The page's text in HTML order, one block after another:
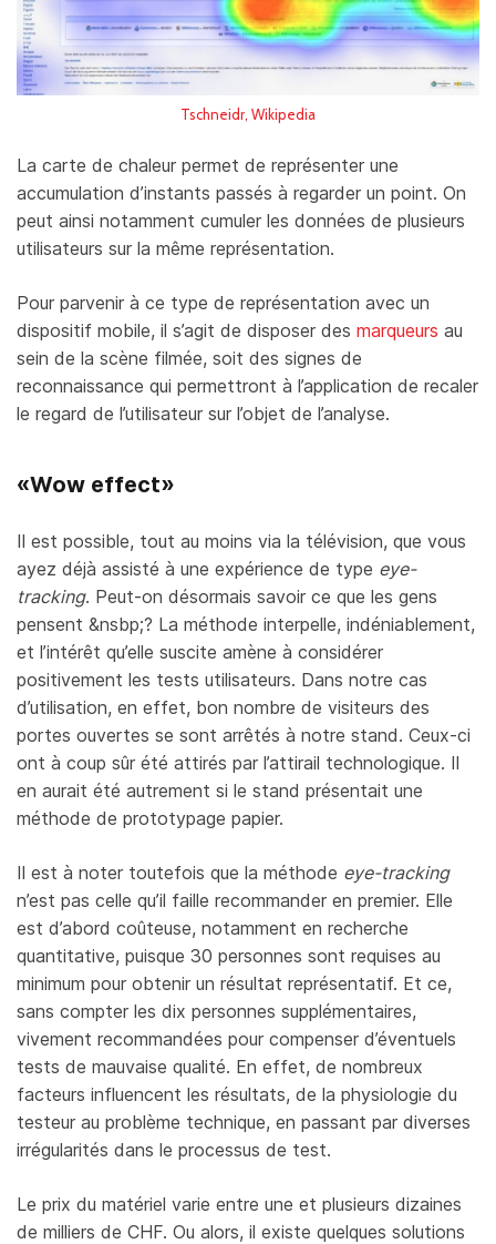
Tschneidr, Wikipedia
La carte de chaleur permet de représenter une
accumulation d’instants passés à regarder un point. On
peut ainsi notamment cumuler les données de plusieurs
utilisateurs sur la même représentation.
Pour parvenir à ce type de représentation avec un
dispositif mobile, il s’agit de disposer des marqueurs au
sein de la scène filmée, soit des signes de
reconnaissance qui permettront à l’application de recaler
le regard de l’utilisateur sur l’objet de l’analyse.
«Wow effect»
Il est possible, tout au moins via la télévision, que vous
ayez déjà assisté à une expérience de type eye-
tracking. Peut-on désormais savoir ce que les gens
pensent &nsbp;? La méthode interpelle, indéniablement,
et l’intérêt qu’elle suscite amène à considérer
positivement les tests utilisateurs. Dans notre cas
d’utilisation, en effet, bon nombre de visiteurs des
portes ouvertes se sont arrêtés à notre stand. Ceux-ci
ont à coup sûr été attirés par l’attirail technologique. Il
en aurait été autrement si le stand présentait une
méthode de prototypage papier.
Il est à noter toutefois que la méthode eye-tracking
n’est pas celle qu’il faille recommander en premier. Elle
est d’abord coûteuse, notamment en recherche
quantitative, puisque 30 personnes sont requises au
minimum pour obtenir un résultat représentatif. Et ce,
sans compter les dix personnes supplémentaires,
vivement recommandées pour compenser d’éventuels
tests de mauvaise qualité. En effet, de nombreux
facteurs influencent les résultats, de la physiologie du
testeur au problème technique, en passant par diverses
irrégularités dans le processus de test.
Le prix du matériel varie entre une et plusieurs dizaines
de milliers de CHF. Ou alors, il existe quelques solutions